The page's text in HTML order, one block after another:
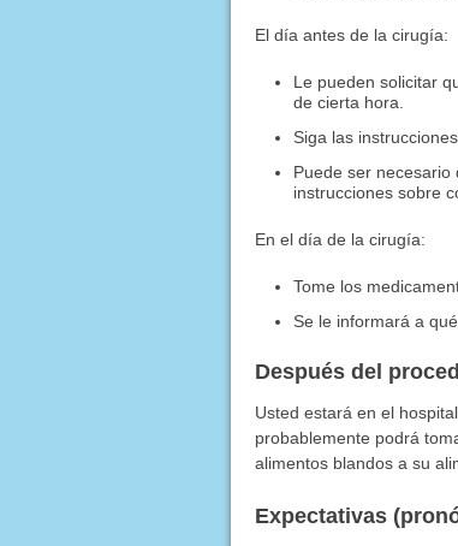
El día antes de la cirugía:
Le pueden solicitar
de cierta hora.
Siga las
Puede ser
instrucciones sobre
En el día de la cirugía:
Tome los
Se le informará a
Después del
Usted estará en el
probablemente podrá
alimentos blandos a su
Expectativas